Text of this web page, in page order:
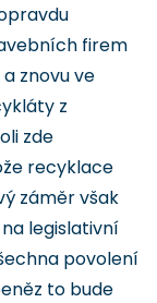
firem
znovu ve
z
zde
recyklace
záměr však
legislativní
povolení
to bude